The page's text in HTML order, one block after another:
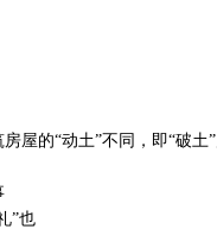
屋的“动土”不同，即“破
”也